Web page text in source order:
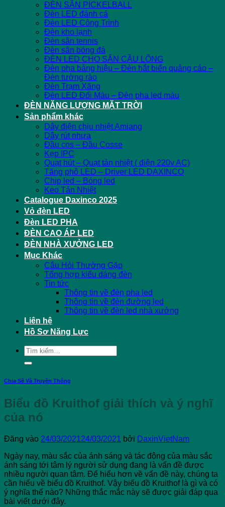
ĐÈN SÂN PICKELBALL
Đèn LED đánh cá
Đèn LED Công Trình
Đèn kho lạnh
Đèn sân tennis
Đèn sân bóng đá
ĐÈN LED CHO SÂN CẦU LÔNG
Đèn pha bảng hiệu – Đèn hắt biển quảng cáo –
Đèn tường rào
Đèn Trạm Xăng
Đèn LED Đổi Màu – Đèn pha led màu
ĐÈN NĂNG LƯỢNG MẶT TRỜI
Sản phẩm khác
Dây điện chịu nhiệt Amiang
Dây rút nhựa
Đầu cos – Đầu Cosse
Kẹp IPC
Quạt hút – Quạt tản nhiệt ( điện 220v AC)
Tăng phô LED – Driver LED DAXINCO
Chip led – Bóng led
Keo Tản Nhiệt
Catalogue Daxinco 2025
Vỏ đèn LED
Đèn LED PHA
ĐÈN CAO ÁP LED
ĐÈN NHÀ XƯỞNG LED
Mục Khác
Câu Hỏi Thường Gặp
Tổng hợp kiểu dáng đèn
Tin tức
Thông tin về đèn pha led
Thông tin về đèn đường led
Thông tin về đèn led nhà xưởng
Liên hệ
Hồ Sơ Năng Lực
Tìm
kiếm:
Chia Sẽ Và Truyền Thông
Biểu đồ Kruithof giải thích và ý nghĩ
của nó
Đăng vào 24/03/202124/03/2021 bởi DaxinVietNam
Ngày nay, màu sắc của ánh sáng và tác động của màu sắc
ánh sáng tới tâm lý người sử dụng đang là vấn đề được
nhiều người quan tâm. Để hiểu hơn về vấn đề này, chúng ta
cần hiểu về biểu đồ Kruithof. Vậy biểu đồ Kruithof là gì và có
ý nghĩa thế nào? Những thắc mắc này sẽ được giải đáp qua
bài viết dưới đây.